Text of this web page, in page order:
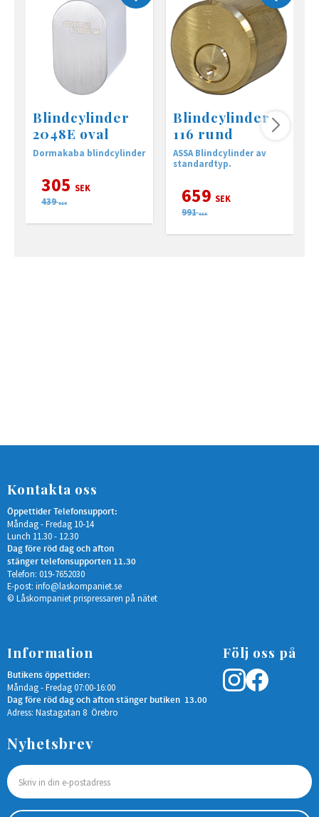
Blindcylinder
2048E oval
Dormakaba blindcylinder
305 SEK
439 SEK
Blindcylinder
116 rund
ASSA Blindcylinder av
standardtyp.
659 SEK
991 SEK
Kontakta oss
Öppettider Telefonsupport:
Måndag - Fredag 10-14
Lunch 11.30 - 12.30
Dag före röd dag och afton
stänger telefonsupporten 11.30
Telefon: 019-7652030
E-post: info@laskompaniet.se
© Låskompaniet prispressaren på nätet
Information
Butikens öppettider:
Måndag - Fredag 07:00-16:00
Dag före röd dag och afton stänger butiken 13.00
Adress: Nastagatan 8 Örebro
Följ oss på
Nyhetsbrev